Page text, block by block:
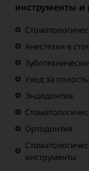
инструменты и
Анестезия в
Уход за
Эндодонтия
Ортодонтия
инструменты